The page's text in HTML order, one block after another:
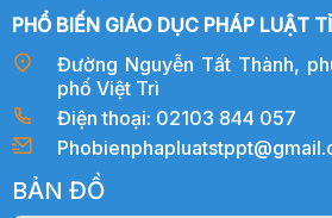
PHỔ BIẾN GIÁO DỤC PHÁP LUẬT
Đường Nguyễn Tất Thành,
phố Việt Trì
Điện thoại: 02103 844 057
BẢN ĐỒ